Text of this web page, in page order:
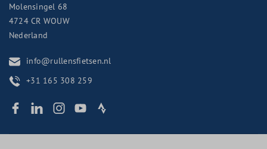
Molensingel 68
4724 CR WOUW
Nederland
info@rullensfietsen.nl
+31 165 308 259